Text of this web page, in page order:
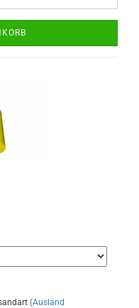
(Ausland